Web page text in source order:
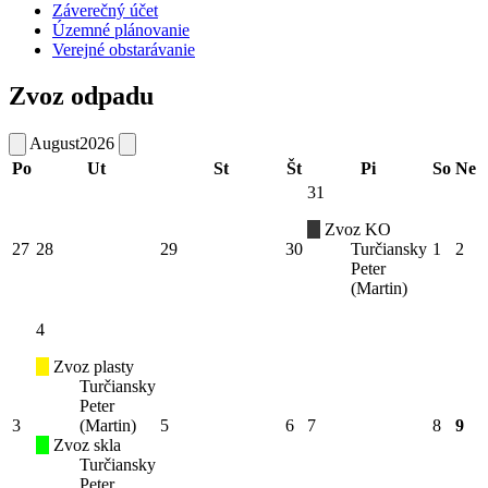
Záverečný účet
Územné plánovanie
Verejné obstarávanie
Zvoz odpadu
August2026
Po
Ut St Št Pi So Ne
27 28 29 30
31
Zvoz KO
Turčiansky
Peter
(Martin)
1 2
3
4
Zvoz plasty
Turčiansky
Peter
(Martin)
Zvoz skla
Turčiansky
5 6 7 8 9